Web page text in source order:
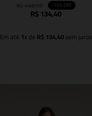
-70% OFF
R$134,40
Em até 1x de R$134,40sem juros